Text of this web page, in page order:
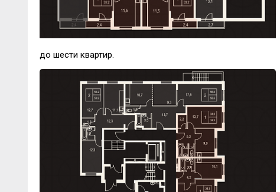
до шести квартир.